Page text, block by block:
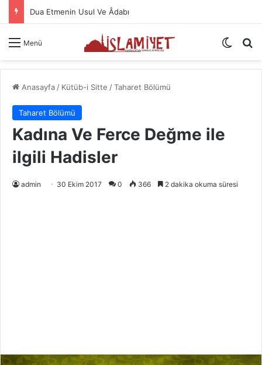
Dua Etmenin Usul Ve Âdabı
Menü Dış
Anasayfa/ Kütüb-i Sitte /Taharet Bölümü
Taharet Bölümü
Kadına Ve Ferce Değme ile
ilgili Hadisler
admin 30 Ekim 2017 0 366 2 dakika okuma süresi